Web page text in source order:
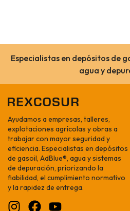
Especialistas en depósitos de
agua y
Ayudamos a empresas, talleres,
explotaciones agrícolas y obras a
trabajar con mayor seguridad y
eficiencia. Especialistas en depósitos
de gasoil, AdBlue®, agua y sistemas
de depuración, priorizando la
fiabilidad, el cumplimiento normativo
y la rapidez de entrega.